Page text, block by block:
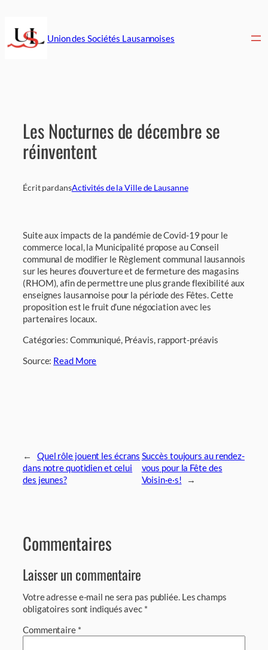
contenu
Union des Sociétés Lausannoises
Les Nocturnes de décembre se
réinventent
Écrit pardansActivités de la Ville de Lausanne
Suite aux impacts de la pandémie de Covid-19 pour le
commerce local, la Municipalité propose au Conseil
communal de modifier le Règlement communal lausannois
sur les heures d’ouverture et de fermeture des magasins
(RHOM), afin de permettre une plus grande flexibilité aux
enseignes lausannoise pour la période des Fêtes. Cette
proposition est le fruit d’une négociation avec les
partenaires locaux.
Catégories: Communiqué, Préavis, rapport-préavis
Source: Read More
←
Quel rôle jouent les écrans
dans notre quotidien et celui
des jeunes?
Succès toujours au rendez-
vous pour la Fête des
Voisin·e·s!
→
Commentaires
Laisser un commentaire
Votre adresse e-mail ne sera pas publiée. Les champs
obligatoires sont indiqués avec *
Commentaire *